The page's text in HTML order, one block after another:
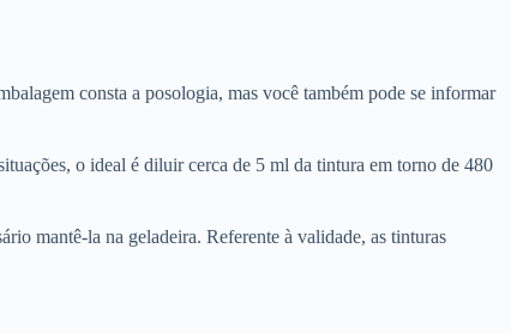
consta a posologia, mas você também pode se informar
o ideal é diluir cerca de 5 ml da tintura em torno de 480
mantê-la na geladeira. Referente à validade, as tinturas